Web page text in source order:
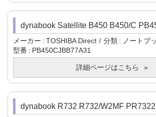
dynabook Satellite B450 B450/C
メーカー TOSHIBA Direct 分類
ノートブ
型番
PB450CJBB77A31
詳細ページはこちら
dynabook R732 R732/W2MF